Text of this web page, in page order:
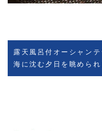
露天風呂付オーシャン
海に沈む夕日を眺められ